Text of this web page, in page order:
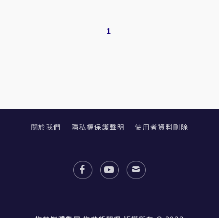
1
關於我們 隱私權保護聲明 使用者資料刪除